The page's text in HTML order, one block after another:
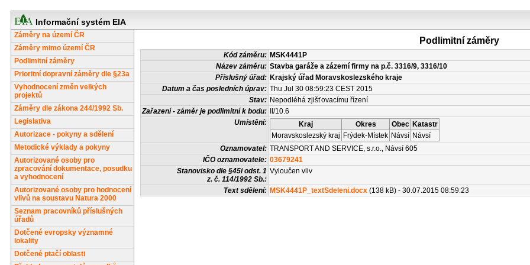
Informační systém EIA
Záměry na území ČR
Záměry mimo území ČR
Podlimitní záměry
Prioritní dopravní záměry dle §23a
Vyhodnocení změn velkých
projektů
Záměry dle zákona 244/1992 Sb.
Legislativa
Autorizace - pokyny a sdělení
Metodické výklady a pokyny
Autorizované osoby pro
zpracování dokumentace, posudku
a vyhodnocení
Autorizované osoby pro hodnocení
vlivů na soustavu Natura 2000
Seznam pracovníků příslušných
úřadů
Dotčené evropsky významné
lokality
Dotčené ptačí oblasti
Podlimitní záměry
Kód záměru: MSK4441P
Název záměru: Stavba garáže a zázemí firmy na p.č. 3316/9, 3316/10
Příslušný úřad: Krajský úřad Moravskoslezského kraje
Datum a čas posledních úprav: Thu Jul 30 08:59:23 CEST 2015
Stav: Nepodléhá zjišťovacímu řízení
Zařazení - záměr je podlimitní k bodu:
II/10.6
Umístění:
Kraj Okres Obec Katastr
Moravskoslezský kraj Frýdek-Místek Návsí Návsí
Oznamovatel: TRANSPORT AND SERVICE, s.r.o., Návsí 605
IČO oznamovatele: 03679241
Stanovisko dle §45i odst. 1
z. č. 114/1992 Sb.:
Vyloučen vliv
Text sdělení: MSK4441P_textSdeleni.docx (138 kB) - 30.07.2015 08:59:23